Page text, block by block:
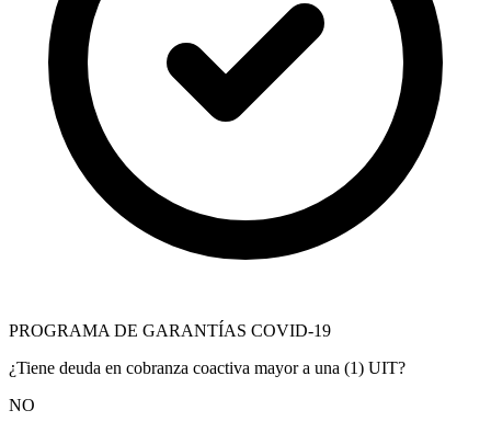
PROGRAMA DE GARANTÍAS COVID-19
¿Tiene deuda en cobranza coactiva mayor a una (1) UIT?
NO